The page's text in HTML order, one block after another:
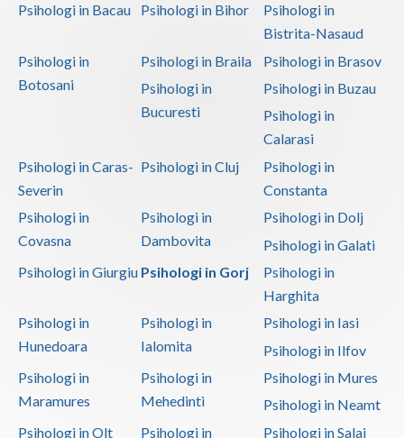
Psihologi in Bacau
Psihologi in Bihor
Psihologi in
Bistrita-Nasaud
Psihologi in
Botosani
Psihologi in Braila
Psihologi in Brasov
Psihologi in
Bucuresti
Psihologi in Buzau
Psihologi in
Calarasi
Psihologi in Caras-
Severin
Psihologi in Cluj
Psihologi in
Constanta
Psihologi in
Covasna
Psihologi in
Dambovita
Psihologi in Dolj
Psihologi in Galati
Psihologi in Giurgiu Psihologi in Gorj
Psihologi in
Harghita
Psihologi in
Hunedoara
Psihologi in
Ialomita
Psihologi in Iasi
Psihologi in Ilfov
Psihologi in
Maramures
Psihologi in
Mehedinti
Psihologi in Mures
Psihologi in Neamt
Psihologi in Olt
Psihologi in Psihologi in Salaj